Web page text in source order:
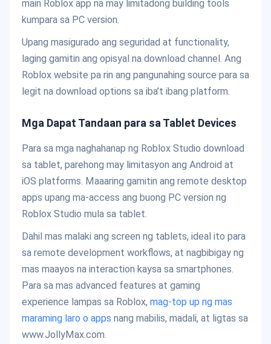
main Roblox app na may limitadong building tools
kumpara sa PC version.
Upang masigurado ang seguridad at functionality,
laging gamitin ang opisyal na download channel. Ang
Roblox website pa rin ang pangunahing source para sa
legit na download options sa iba’t ibang platform.
Mga Dapat Tandaan para sa Tablet Devices
Para sa mga naghahanap ng Roblox Studio download
sa tablet, parehong may limitasyon ang Android at
iOS platforms. Maaaring gamitin ang remote desktop
apps upang ma-access ang buong PC version ng
Roblox Studio mula sa tablet.
Dahil mas malaki ang screen ng tablets, ideal ito para
sa remote development workflows, at nagbibigay ng
mas maayos na interaction kaysa sa smartphones.
Para sa mas advanced features at gaming
experience lampas sa Roblox, mag-top up ng mas
maraming laro o apps nang mabilis, madali, at ligtas sa
www.JollyMax.com.